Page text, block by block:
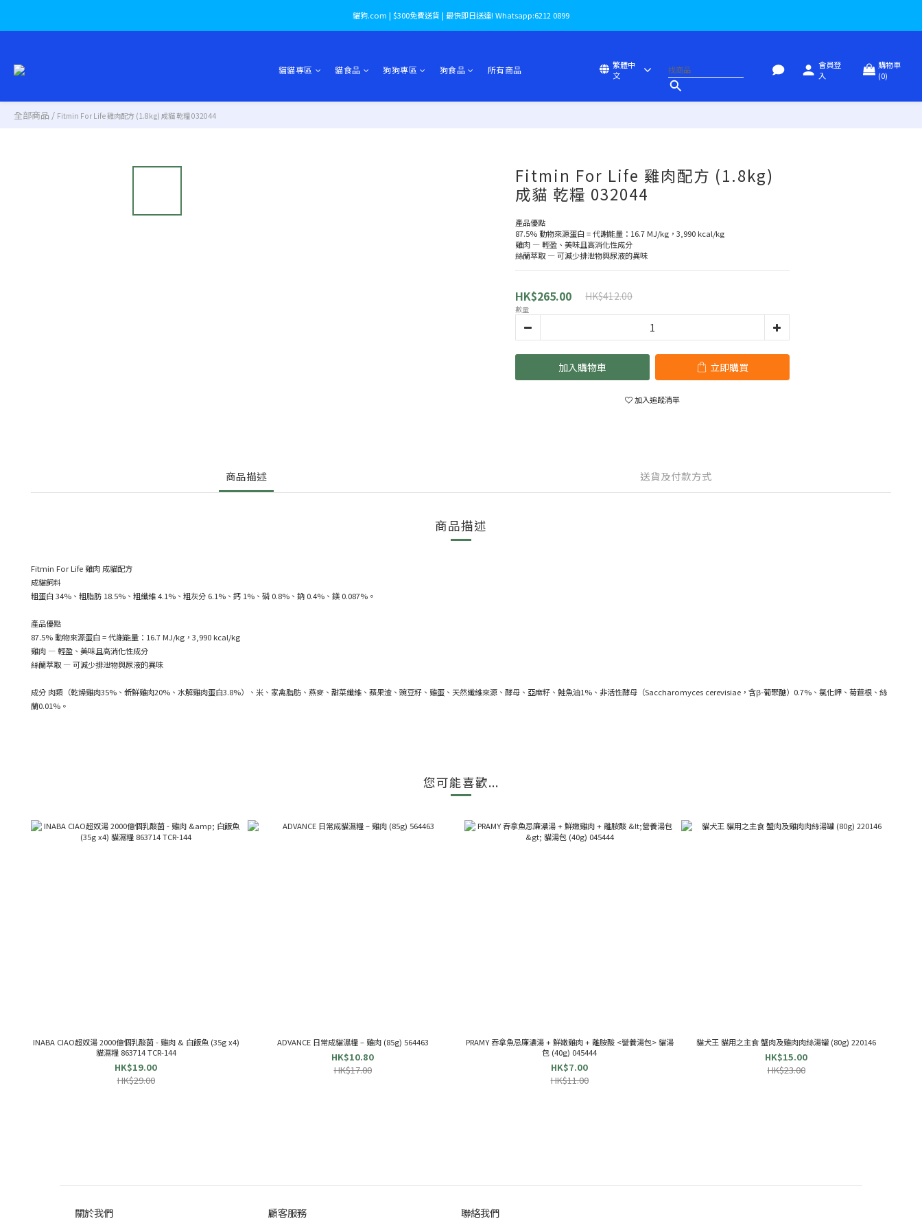
貓狗.com | $300免費送貨 | 最快即日送達! Whatsapp:6212 0899
繁體中
文
會員登
入
購物車
(0)
貓貓專區 貓食品 狗狗專區 狗食品 所有商品
全部商品 / Fitmin For Life 雞肉配方 (1.8kg) 成貓 乾糧 032044
Fitmin For Life 雞肉配方 (1.8kg)
成貓 乾糧 032044
產品優點
87.5% 動物來源蛋白 = 代謝能量：16.7 MJ/kg，3,990 kcal/kg
雞肉 — 輕盈、美味且高消化性成分
絲蘭萃取 — 可減少排泄物與尿液的異味
HK$265.00 HK$412.00
數量
加入購物車 立即購買
加入追蹤清單
商品描述 送貨及付款方式
商品描述
Fitmin For Life 雞肉 成貓配方
成貓飼料
粗蛋白 34%、粗脂肪 18.5%、粗纖維 4.1%、粗灰分 6.1%、鈣 1%、磷 0.8%、鈉 0.4%、鎂 0.087%。
產品優點
87.5% 動物來源蛋白 = 代謝能量：16.7 MJ/kg，3,990 kcal/kg
雞肉 — 輕盈、美味且高消化性成分
絲蘭萃取 — 可減少排泄物與尿液的異味
成分 肉類（乾燥雞肉35%、新鮮雞肉20%、水解雞肉蛋白3.8%）、米、家禽脂肪、燕麥、甜菜纖維、蘋果渣、豌豆籽、雞蛋、天然纖維來源、酵母、亞麻籽、鮭魚油1%、非活性酵母（Saccharomyces cerevisiae，含β-葡聚醣）0.7%、氯化鉀、菊苣根、絲
蘭0.01%。
您可能喜歡...
INABA CIAO超奴湯 2000億個乳酸菌 - 雞肉 & 白飯魚 (35g x4)
貓濕糧 863714 TCR-144
HK$19.00
HK$29.00
ADVANCE 日常成貓濕糧 – 雞肉 (85g) 564463
HK$10.80
HK$17.00
PRAMY 吞拿魚忌廉濃湯 + 鮮嫩雞肉 + 離胺酸 <營養湯包> 貓湯
包 (40g) 045444
HK$7.00
HK$11.00
貓犬王 貓用之主食 蟹肉及雞肉肉絲湯罐 (80g) 220146
HK$15.00
HK$23.00
關於我們 顧客服務 聯絡我們